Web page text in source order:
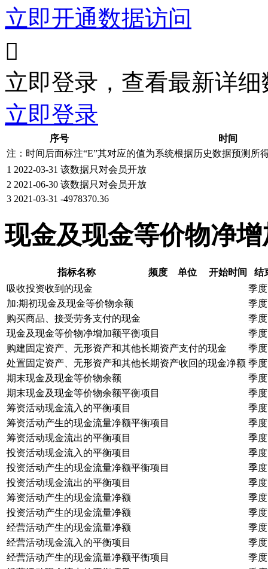
立即开通数据访问

立即登录，查看最新详细
立即登录
序号
时间
注：时间后面标注“E”其对应的值为系统根据历史数据预测所
1 2022-03-31 该数据只对会员开放
2 2021-06-30 该数据只对会员开放
3 2021-03-31 -4978370.36
现金及现金等价物净
指标名称 频度 单位 开始时间
结
吸收投资收到的现金
季度
加:期初现金及现金等价物余额
季度
购买商品、接受劳务支付的现金
季度
现金及现金等价物净增加额平衡项目
季度
购建固定资产、无形资产和其他长期资产支付的现金
季度
处置固定资产、无形资产和其他长期资产收回的现金净额 季度
期末现金及现金等价物余额
季度
期末现金及现金等价物余额平衡项目
季度
筹资活动现金流入的平衡项目
季度
筹资活动产生的现金流量净额平衡项目
季度
筹资活动现金流出的平衡项目
季度
投资活动现金流入的平衡项目
季度
投资活动产生的现金流量净额平衡项目
季度
投资活动现金流出的平衡项目
季度
筹资活动产生的现金流量净额
季度
投资活动产生的现金流量净额
季度
经营活动产生的现金流量净额
季度
经营活动现金流入的平衡项目
季度
经营活动产生的现金流量净额平衡项目
季度